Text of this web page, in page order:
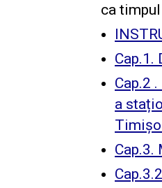
ca
Cap.1.
Cap.2
a